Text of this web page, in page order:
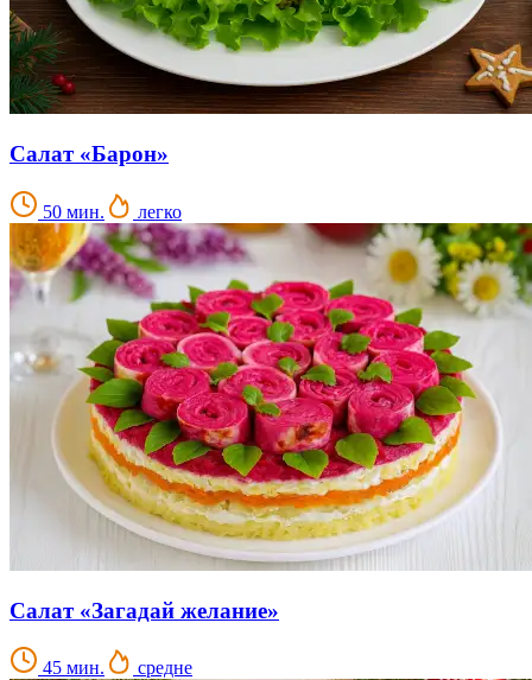
Салат «Барон»
50 мин. легко
Салат «Загадай желание»
45 мин. средне